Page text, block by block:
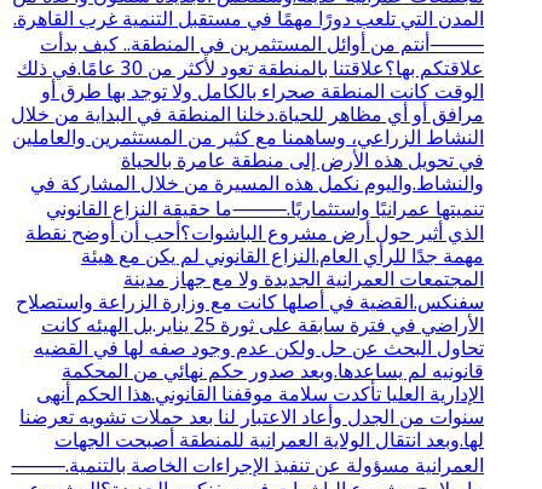
المدن التي تلعب دورًا مهمًا في مستقبل التنمية غرب القاهرة.
⸻أنتم من أوائل المستثمرين في المنطقة.. كيف بدأت
علاقتكم بها؟علاقتنا بالمنطقة تعود لأكثر من 30 عامًا.في ذلك
الوقت كانت المنطقة صحراء بالكامل ولا توجد بها طرق أو
مرافق أو أي مظاهر للحياة.دخلنا المنطقة في البداية من خلال
النشاط الزراعي، وساهمنا مع كثير من المستثمرين والعاملين
في تحويل هذه الأرض إلى منطقة عامرة بالحياة
والنشاط.واليوم نكمل هذه المسيرة من خلال المشاركة في
تنميتها عمرانيًا واستثماريًا.⸻ما حقيقة النزاع القانوني
الذي أثير حول أرض مشروع الباشوات؟أحب أن أوضح نقطة
مهمة جدًا للرأي العام.النزاع القانوني لم يكن مع هيئة
المجتمعات العمرانية الجديدة ولا مع جهاز مدينة
سفنكس.القضية في أصلها كانت مع وزارة الزراعة واستصلاح
الأراضي في فترة سابقة على ثورة 25 يناير.بل الهيئه كانت
تحاول البحث عن حل ولكن عدم وجود صفه لها في القضيه
قانونيه لم يساعدها.وبعد صدور حكم نهائي من المحكمة
الإدارية العليا تأكدت سلامة موقفنا القانوني.هذا الحكم أنهى
سنوات من الجدل وأعاد الاعتبار لنا بعد حملات تشويه تعرضنا
لها.وبعد انتقال الولاية العمرانية للمنطقة أصبحت الجهات
العمرانية مسؤولة عن تنفيذ الإجراءات الخاصة بالتنمية.⸻